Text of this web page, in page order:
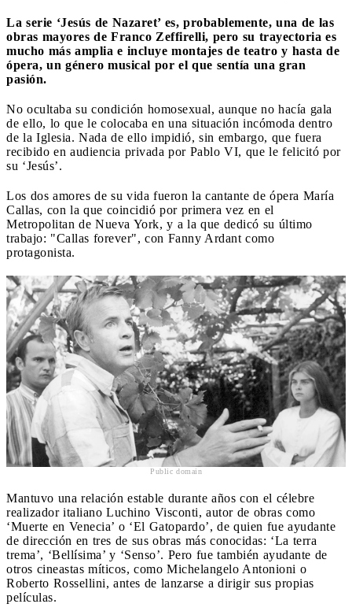
La serie ‘Jesús de Nazaret’ es, probablemente, una de las
obras mayores de Franco Zeffirelli, pero su trayectoria es
mucho más amplia e incluye montajes de teatro y hasta de
ópera, un género musical por el que sentía una gran
pasión.
No ocultaba su condición homosexual, aunque no hacía gala
de ello, lo que le colocaba en una situación incómoda dentro
de la Iglesia. Nada de ello impidió, sin embargo, que fuera
recibido en audiencia privada por Pablo VI, que le felicitó por
su ‘Jesús’.
Los dos amores de su vida fueron la cantante de ópera María
Callas, con la que coincidió por primera vez en el
Metropolitan de Nueva York, y a la que dedicó su último
trabajo: "Callas forever", con Fanny Ardant como
protagonista.
Public domain
Mantuvo una relación estable durante años con el célebre
realizador italiano Luchino Visconti, autor de obras como
‘Muerte en Venecia’ o ‘El Gatopardo’, de quien fue ayudante
de dirección en tres de sus obras más conocidas: ‘La terra
trema’, ‘Bellísima’ y ‘Senso’. Pero fue también ayudante de
otros cineastas míticos, como Michelangelo Antonioni o
Roberto Rossellini, antes de lanzarse a dirigir sus propias
películas.